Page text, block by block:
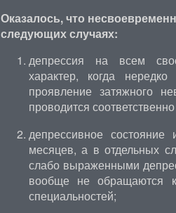
Оказалось, что
следующих случаях:
депрессия на всем
характер, когда
проявление затяжного
проводится
депрессивное
месяцев, а в отдельных
слабо выраженными
вообще не обращаются
специальностей;